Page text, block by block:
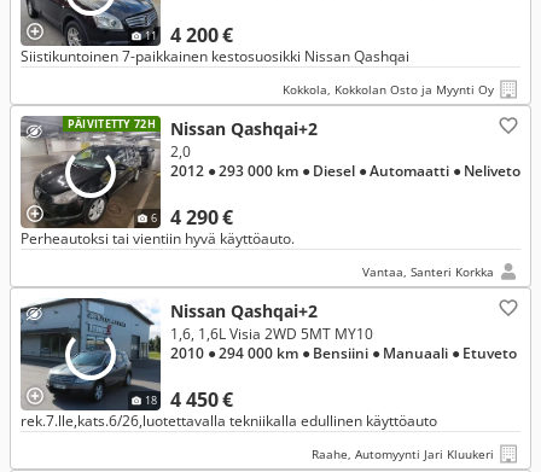
11 4 200 €
Siistikuntoinen 7-paikkainen kestosuosikki Nissan Qashqai
Kokkola, Kokkolan Osto ja Myynti Oy
PÄIVITETTY 72H
6
Nissan Qashqai+2
4 290 €
2,0
2012 ● 293 000 km ● Diesel ● Automaatti ● Neliveto
Perheautoksi tai vientiin hyvä käyttöauto.
Vantaa, Santeri Korkka
18
Nissan Qashqai+2
4 450 €
1,6, 1,6L Visia 2WD 5MT MY10
2010 ● 294 000 km ● Bensiini ● Manuaali ● Etuveto
rek.7.lle,kats.6/26,luotettavalla tekniikalla edullinen käyttöauto
Raahe, Automyynti Jari Kluukeri